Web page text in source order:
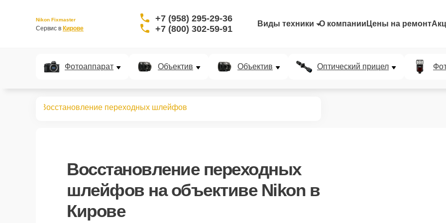
Nikon Fixmaster
Сервис в Кирове
+7 (958) 295-29-36
+7 (800) 302-59-91
Виды техники О компании Цены на ремонт
Фотоаппарат Объектив Объектив Оптический прицел
Восстановление переходных шлейфов
Восстановление переходных
шлейфовна объективе Nikon в
Кирове